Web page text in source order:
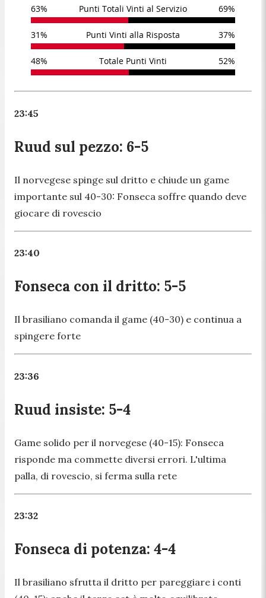
23:45
Ruud sul pezzo: 6-5
Il norvegese spinge sul dritto e chiude un game
importante sul 40-30: Fonseca soffre quando deve
giocare di rovescio
23:40
Fonseca con il dritto: 5-5
Il brasiliano comanda il game (40-30) e continua a
spingere forte
23:36
Ruud insiste: 5-4
Game solido per il norvegese (40-15): Fonseca
risponde ma commette diversi errori. L'ultima
palla, di rovescio, si ferma sulla rete
23:32
Fonseca di potenza: 4-4
Il brasiliano sfrutta il dritto per pareggiare i conti